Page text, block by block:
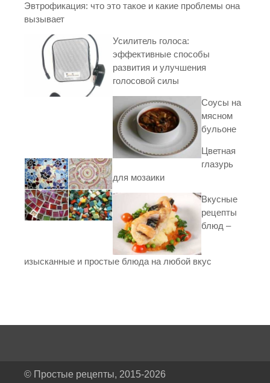
Эвтрофикация: что это такое и какие проблемы она
вызывает
Усилитель голоса:
эффективные способы
развития и улучшения
голосовой силы
Соусы на
мясном
бульоне
Цветная
глазурь
для мозаики
Вкусные
рецепты
блюд –
изысканные и простые блюда на любой вкус
© Простые рецепты, 2015-2026